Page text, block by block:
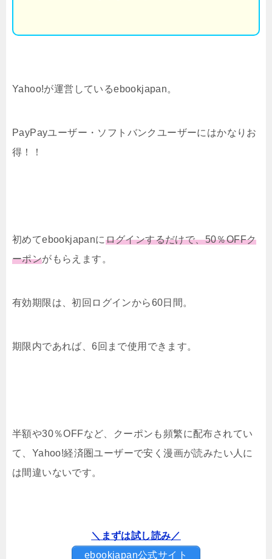
Yahoo!が運営しているebookjapan。
PayPayユーザー・ソフトバンクユーザーにはかなりお
得！！
初めてebookjapanにログインするだけで、50％OFFク
ーポンがもらえます。
有効期限は、初回ログインから60日間。
期限内であれば、6回まで使用できます。
半額や30％OFFなど、クーポンも頻繁に配布されてい
て、Yahoo!経済圏ユーザーで安く漫画が読みたい人に
は間違いないです。
＼まずは試し読み／
ebookjapan公式サイト